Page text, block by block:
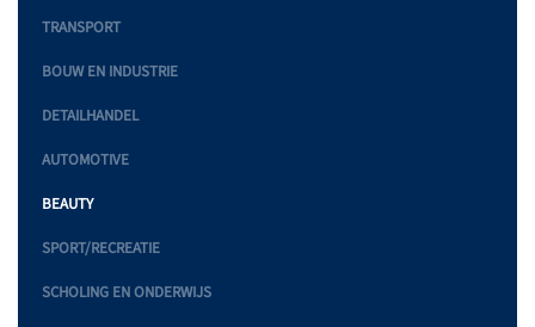
TRANSPORT
BOUW EN INDUSTRIE
DETAILHANDEL
AUTOMOTIVE
BEAUTY
SPORT/RECREATIE
SCHOLING EN ONDERWIJS